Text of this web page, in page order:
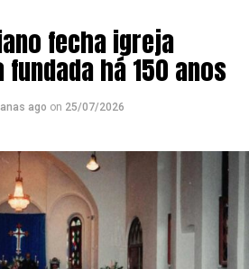
fecha igreja
há 150 anos
ago on 25/07/2026